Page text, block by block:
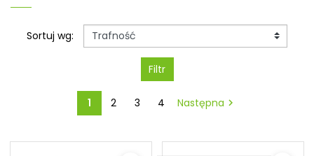
Sortuj wg:
Filtr
1 2 3 4 Następna 